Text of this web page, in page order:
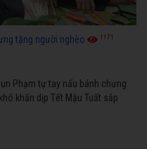
tặng người nghèo 1171
Phạm tự tay nấu bánh chưng
khăn dịp Tết Mậu Tuất sắp